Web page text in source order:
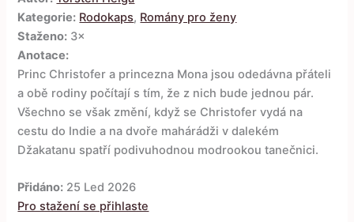
Kategorie: Rodokaps, Romány pro ženy
Staženo: 3×
Anotace:
Princ Christofer a princezna Mona jsou odedávna přáteli
a obě rodiny počítají s tím, že z nich bude jednou pár.
Všechno se však změní, když se Christofer vydá na
cestu do Indie a na dvoře mahárádži v dalekém
Džakatanu spatří podivuhodnou modrookou tanečnici.
Přidáno: 25 Led 2026
Pro stažení se přihlaste